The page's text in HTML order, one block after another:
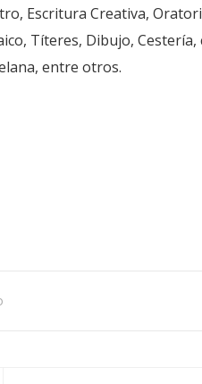
Escritura Creativa,
Títeres, Dibujo, Cestería,
entre otros.